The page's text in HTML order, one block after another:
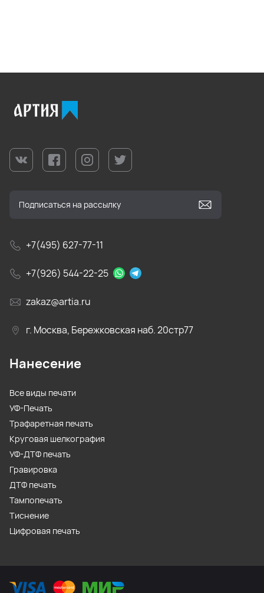
+7(495) 627-77-11
+7(926) 544-22-25
zakaz@artia.ru
г. Москва, Бережковская наб. 20стр77
Нанесение
Все виды печати
УФ-Печать
Трафаретная печать
Круговая шелкография
УФ-ДТФ печать
Гравировка
ДТФ печать
Тампопечать
Тиснение
Цифровая печать